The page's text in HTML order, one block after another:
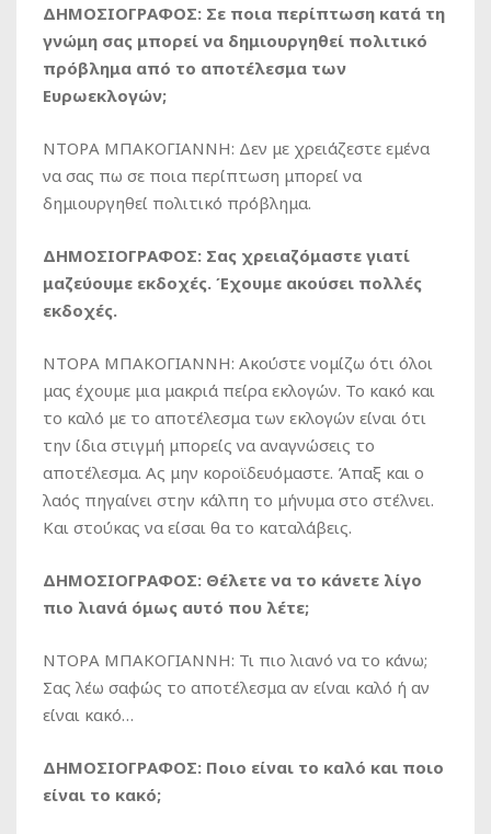
ΔΗΜΟΣΙΟΓΡΑΦΟΣ: Σε ποια περίπτωση κατά τη
γνώμη σας μπορεί να δημιουργηθεί πολιτικό
πρόβλημα από το αποτέλεσμα των
Ευρωεκλογών;
ΝΤΟΡΑ ΜΠΑΚΟΓΙΑΝΝΗ: Δεν με χρειάζεστε εμένα
να σας πω σε ποια περίπτωση μπορεί να
δημιουργηθεί πολιτικό πρόβλημα.
ΔΗΜΟΣΙΟΓΡΑΦΟΣ: Σας χρειαζόμαστε γιατί
μαζεύουμε εκδοχές. Έχουμε ακούσει πολλές
εκδοχές.
ΝΤΟΡΑ ΜΠΑΚΟΓΙΑΝΝΗ: Ακούστε νομίζω ότι όλοι
μας έχουμε μια μακριά πείρα εκλογών. Το κακό και
το καλό με το αποτέλεσμα των εκλογών είναι ότι
την ίδια στιγμή μπορείς να αναγνώσεις το
αποτέλεσμα. Ας μην κοροϊδευόμαστε. Άπαξ και ο
λαός πηγαίνει στην κάλπη το μήνυμα στο στέλνει.
Και στούκας να είσαι θα το καταλάβεις.
ΔΗΜΟΣΙΟΓΡΑΦΟΣ: Θέλετε να το κάνετε λίγο
πιο λιανά όμως αυτό που λέτε;
ΝΤΟΡΑ ΜΠΑΚΟΓΙΑΝΝΗ: Τι πιο λιανό να το κάνω;
Σας λέω σαφώς το αποτέλεσμα αν είναι καλό ή αν
είναι κακό…
ΔΗΜΟΣΙΟΓΡΑΦΟΣ: Ποιο είναι το καλό και ποιο
είναι το κακό;